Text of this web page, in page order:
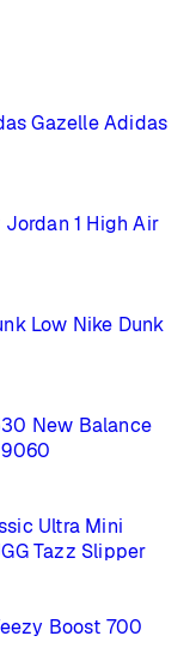
Gazelle Adidas
1 High Air
Low Nike Dunk
New Balance
Ultra Mini
Tazz Slipper
Boost 700